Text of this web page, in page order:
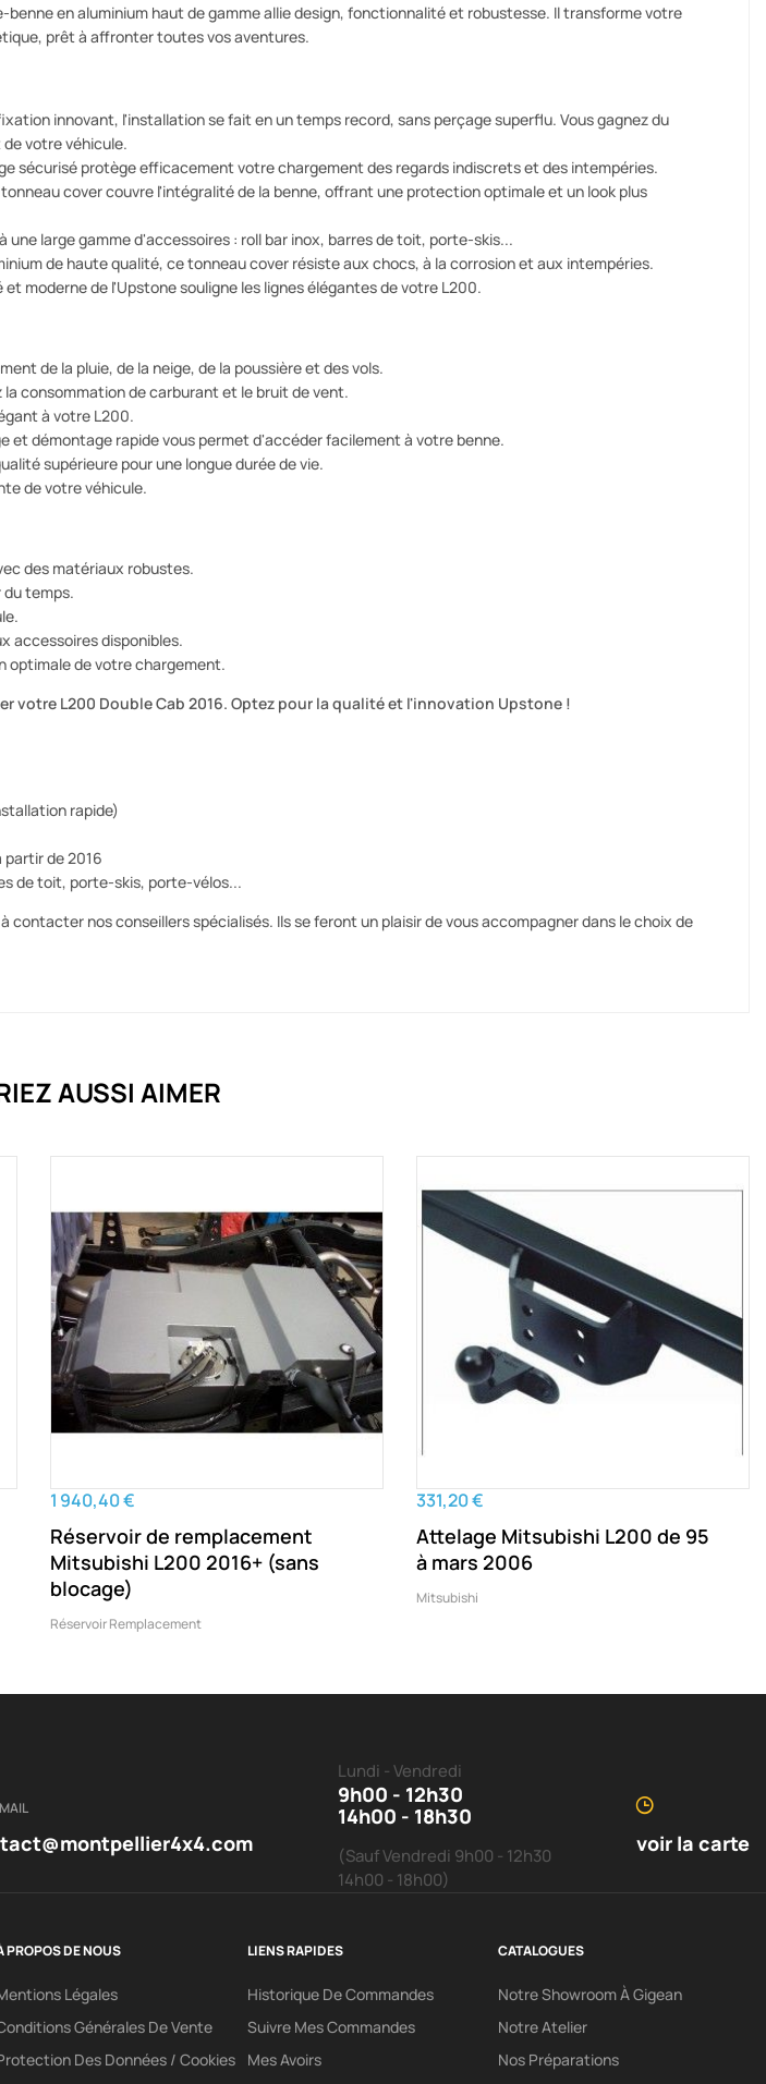
en aluminium haut de gamme allie design, fonctionnalité et robustesse. Il transforme votre
prêt à affronter toutes vos aventures.
innovant, l'installation se fait en un temps record, sans perçage superflu. Vous gagnez du
votre véhicule.
sécurisé protège efficacement votre chargement des regards indiscrets et des intempéries.
cover couvre l'intégralité de la benne, offrant une protection optimale et un look plus
une large gamme d'accessoires : roll bar inox, barres de toit, porte-skis...
de haute qualité, ce tonneau cover résiste aux chocs, à la corrosion et aux intempéries.
et moderne de l'Upstone souligne les lignes élégantes de votre L200.
de la pluie, de la neige, de la poussière et des vols.
la consommation de carburant et le bruit de vent.
à votre L200.
et démontage rapide vous permet d'accéder facilement à votre benne.
supérieure pour une longue durée de vie.
de votre véhicule.
des matériaux robustes.
du temps.
accessoires disponibles.
optimale de votre chargement.
votre L200 Double Cab 2016. Optez pour la qualité et l'innovation Upstone !
rapide)
partir de 2016
de toit, porte-skis, porte-vélos...
contacter nos conseillers spécialisés. Ils se feront un plaisir de vous accompagner dans le choix de
AUSSI AIMER
1 940,40 €
Réservoir de remplacement
Mitsubishi L200 2016+ (sans
blocage)
Réservoir Remplacement
331,20 €
Attelage Mitsubishi L200 de 95
à mars 2006
Mitsubishi
Lundi - Vendredi
9h00 - 12h30
14h00 - 18h30
(Sauf Vendredi 9h00 - 12h30
14h00 - 18h00)
voir la carte
PROPOS DE NOUS
Légales
Générales De Vente
Des Données / Cookies
LIENS RAPIDES
Historique De Commandes
Suivre Mes Commandes
Mes Avoirs
CATALOGUES
Notre Showroom À Gigean
Notre Atelier
Nos Préparations